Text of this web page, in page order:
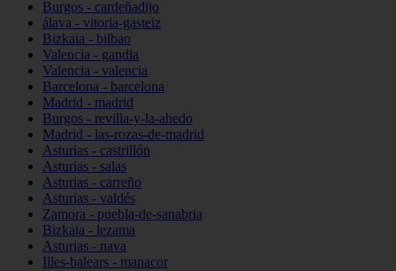
Burgos - cardeñadijo
álava - vitoria-gasteiz
Bizkaia - bilbao
Valencia - gandia
Valencia - valencia
Barcelona - barcelona
Madrid - madrid
Burgos - revilla-y-la-ahedo
Madrid - las-rozas-de-madrid
Asturias - castrillón
Asturias - salas
Asturias - carreño
Asturias - valdés
Zamora - puebla-de-sanabria
Bizkaia - lezama
Asturias - nava
Illes-balears - manacor